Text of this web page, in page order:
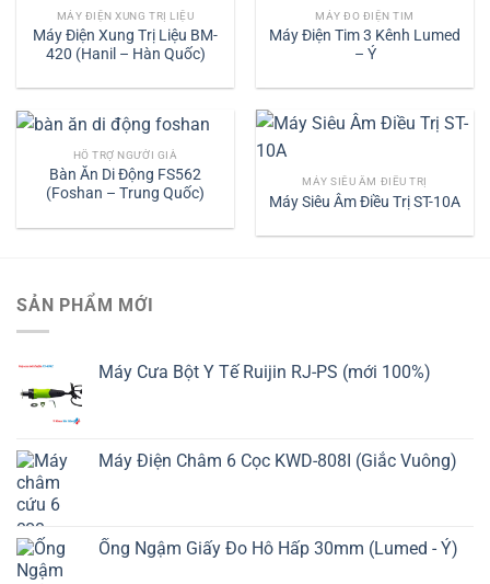
MÁY ĐIỆN XUNG TRỊ LIỆU
Máy Điện Xung Trị Liệu BM-
420 (Hanil – Hàn Quốc)
MÁY ĐO ĐIỆN TIM
Máy Điện Tim 3 Kênh Lumed
– Ý
HỖ TRỢ NGƯỜI GIÀ
Bàn Ăn Di Động FS562
(Foshan – Trung Quốc)
MÁY SIÊU ÂM ĐIỀU TRỊ
Máy Siêu Âm Điều Trị ST-10A
SẢN PHẨM MỚI
Máy Cưa Bột Y Tế Ruijin RJ-PS (mới 100%)
Máy Điện Châm 6 Cọc KWD-808I (Giắc Vuông)
Ống Ngậm Giấy Đo Hô Hấp 30mm (Lumed - Ý)